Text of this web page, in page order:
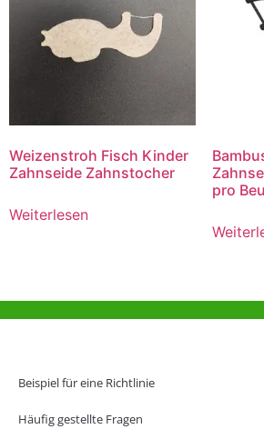
Weizenstroh Fisch Kinder
Zahnseide Zahnstocher
Weiterlesen
pro
Beispiel für eine Richtlinie
Häufig gestellte Fragen
Büro Hongkong
SAR, China